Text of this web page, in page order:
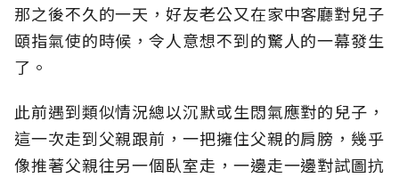
那之後不久的一天，好友老公又在家中客廳對兒子
頤指氣使的時候，令人意想不到的驚人的一幕發生
了。
此前遇到類似情況總以沉默或生悶氣應對的兒子，
這一次走到父親跟前，一把擁住父親的肩膀，幾乎
像推著父親往另一個臥室走，一邊走一邊對試圖抗